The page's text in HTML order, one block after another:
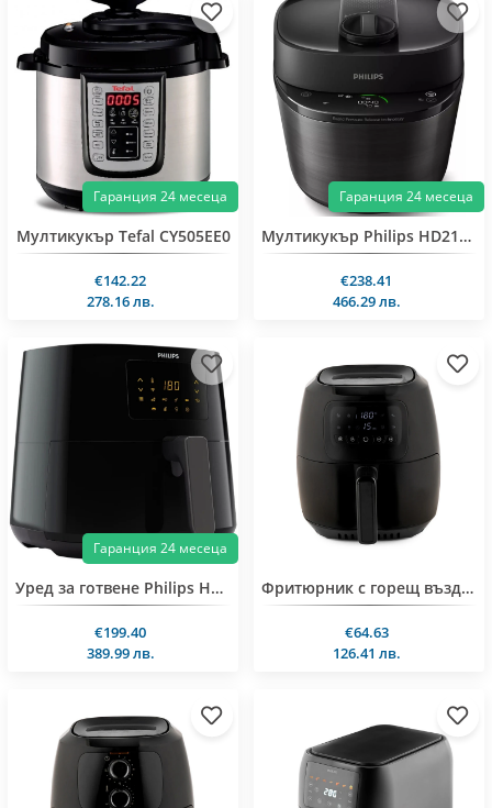
Гаранция 24 месеца
Мултикукър Tefal CY505EE0
€142.22
278.16 лв.
Гаранция 24 месеца
Мултикукър Philips HD2151/40
€238.41
466.29 лв.
Гаранция 24 месеца
Уред за готвене Philips HD9280/90 XL Essential
€199.40
389.99 лв.
Фритюрник с горещ въздух MUHLER MFX-415D
€64.63
126.41 лв.